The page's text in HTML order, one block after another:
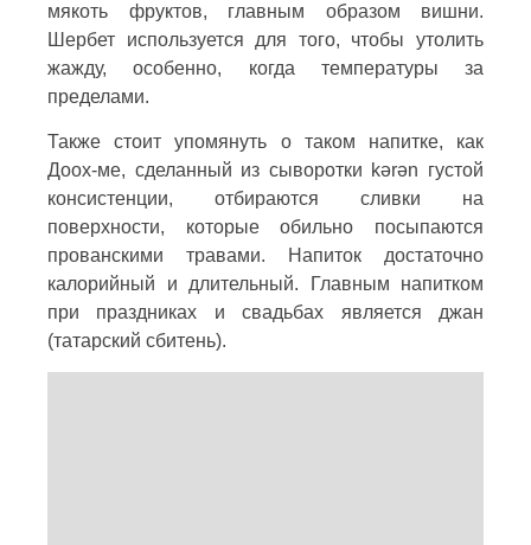
мякоть фруктов, главным образом вишни.
Шербет используется для того, чтобы утолить
жажду, особенно, когда температуры за
пределами.
Также стоит упомянуть о таком напитке, как
Доох-ме, сделанный из сыворотки kərən густой
консистенции, отбираются сливки на
поверхности, которые обильно посыпаются
прованскими травами. Напиток достаточно
калорийный и длительный. Главным напитком
при праздниках и свадьбах является джан
(татарский сбитень).